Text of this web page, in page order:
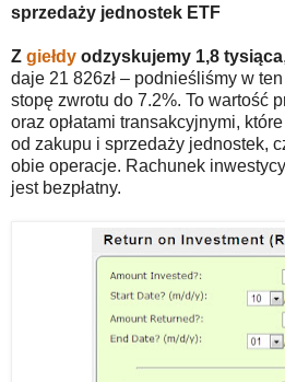
sprzedaży jednostek ETF
Z giełdy odzyskujemy 1,8 tysiąca
daje 21 826zł – podnieśliśmy w
stopę zwrotu do 7.2%. To wartość
oraz opłatami transakcyjnymi,
od zakupu i sprzedaży jednostek,
obie operacje. Rachunek
jest bezpłatny.